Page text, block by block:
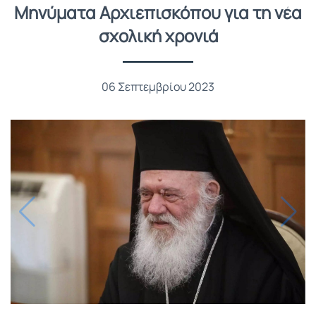
Μηνύματα Αρχιεπισκόπου για τη νέα
σχολική χρονιά
06 Σεπτεμβρίου 2023